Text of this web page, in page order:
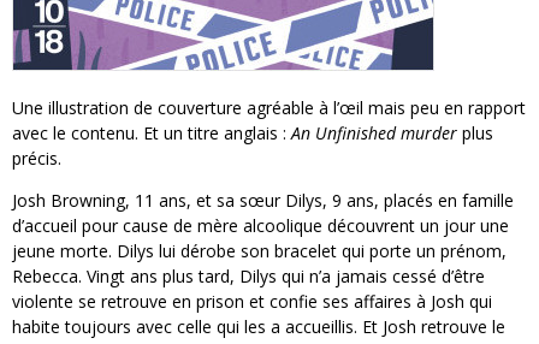
Une illustration de couverture agréable à l’œil mais peu en rapport
avec le contenu. Et un titre anglais :An Unfinished murder plus
précis.
Josh Browning, 11 ans, et sa sœur Dilys, 9 ans, placés en famille
d’accueil pour cause de mère alcoolique découvrent un jour une
jeune morte. Dilys lui dérobe son bracelet qui porte un prénom,
Rebecca. Vingt ans plus tard, Dilys qui n’a jamais cessé d’être
violente se retrouve en prison et confie ses affaires à Josh qui
habite toujours avec celle qui les a accueillis. Et Josh retrouve le